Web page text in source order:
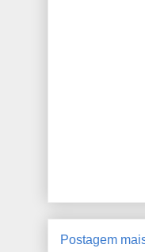
Postagem